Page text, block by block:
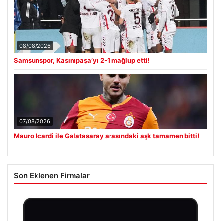
08/08/2026
Samsunspor, Kasımpaşa’yı 2-1 mağlup etti!
07/08/2026
Mauro Icardi ile Galatasaray arasındaki aşk tamamen bitti!
Son Eklenen Firmalar